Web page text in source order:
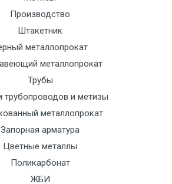
Производство
Штакетник
металлопрокат
металлопрокат
Трубы
трубопроводов и метизы
металлопрокат
Запорная арматура
Цветные металлы
Поликарбонат
ЖБИ